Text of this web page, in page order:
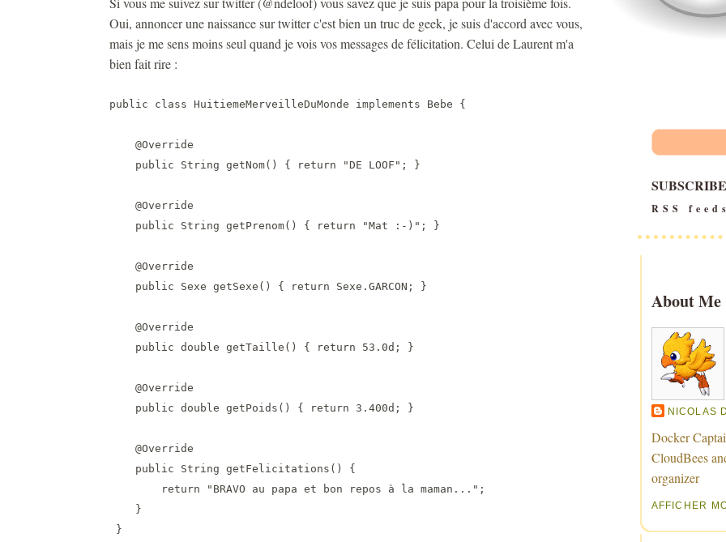
Oui, annoncer une naissance sur twitter c'est bien un truc de geek, je suis d'accord avec vous,
mais je me sens moins seul quand je vois vos messages de félicitation. Celui de Laurent m'a
bien fait rire :
public class HuitiemeMerveilleDuMonde implements Bebe {
    @Override
    public String getNom() { return "DE LOOF"; }
    @Override
    public String getPrenom() { return "Mat :-)"; }
    @Override
    public Sexe getSexe() { return Sexe.GARCON; }
    @Override
    public double getTaille() { return 53.0d; }
    @Override
    public double getPoids() { return 3.400d; }
    @Override
    public String getFelicitations() {
        return "BRAVO au papa et bon repos à la maman...";
    }
}
SUBSCRIBE
RSS
About Me
NICOLAS
Docker
CloudBees
organizer
AFFICHER